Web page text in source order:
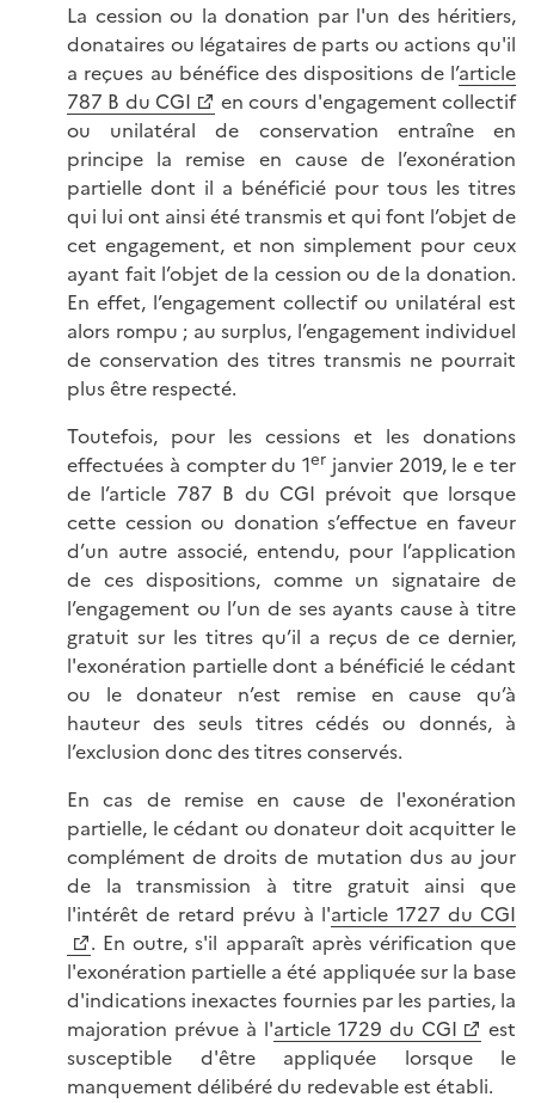
La cession ou la donation par l'un des héritiers,
donataires ou légataires de parts ou actions qu'il
a reçues au bénéfice des dispositions de l’article
787 B du CGI
en cours d'engagement collectif
ou unilatéral de conservation entraîne en
principe la remise en cause de l’exonération
partielle dont il a bénéficié pour tous les titres
qui lui ont ainsi été transmis et qui font l’objet de
cet engagement, et non simplement pour ceux
ayant fait l’objet de la cession ou de la donation.
En effet, l’engagement collectif ou unilatéral est
alors rompu ; au surplus, l’engagement individuel
de conservation des titres transmis ne pourrait
plus être respecté.
Toutefois, pour les cessions et les donations
effectuées à compter du 1er janvier 2019, le e ter
de l’article 787 B du CGI prévoit que lorsque
cette cession ou donation s’effectue en faveur
d’un autre associé, entendu, pour l’application
de ces dispositions, comme un signataire de
l’engagement ou l’un de ses ayants cause à titre
gratuit sur les titres qu’il a reçus de ce dernier,
l'exonération partielle dont a bénéficié le cédant
ou le donateur n’est remise en cause qu’à
hauteur des seuls titres cédés ou donnés, à
l’exclusion donc des titres conservés.
En cas de remise en cause de l'exonération
partielle, le cédant ou donateur doit acquitter le
complément de droits de mutation dus au jour
de la transmission à titre gratuit ainsi que
l'intérêt de retard prévu à l'article 1727 du CGI
. En outre, s'il apparaît après vérification que
l'exonération partielle a été appliquée sur la base
d'indications inexactes fournies par les parties, la
majoration prévue à l'article 1729 du CGI
est
susceptible d'être appliquée lorsque le
manquement délibéré du redevable est établi.